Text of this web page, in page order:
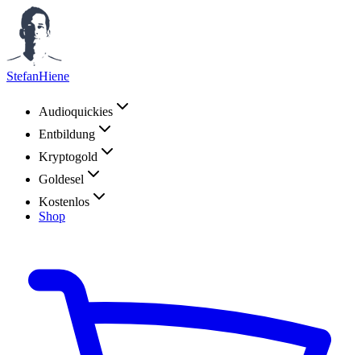
StefanHiene
Audioquickies
Entbildung
Kryptogold
Goldesel
Kostenlos
Shop